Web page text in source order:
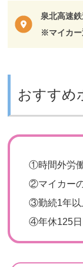
泉北高速
※マイカー
おすすめ
①時間外労
②マイカー
③勤続1年
④年休125